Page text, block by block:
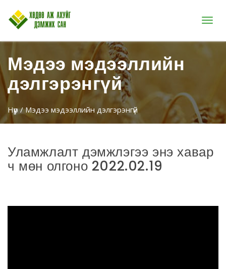
Цэс
Мэдээ мэдээллийн
дэлгэрэнгүй
Нүүр/ Мэдээ мэдээллийн дэлгэрэнгүй
Уламжлалт дэмжлэгээ энэ хавар
ч мөн олгоно 2022.02.19